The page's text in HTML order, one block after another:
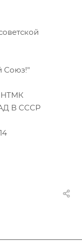
Союз!"
НТМК
В СССР